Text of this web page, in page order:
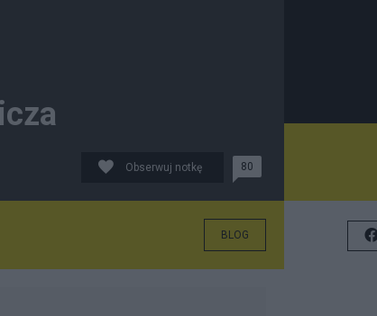
Obserwuj notkę 80
BLOG